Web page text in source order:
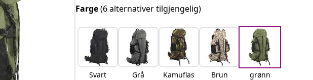
Farge(6 alternativer tilgjengelig)
Svart Grå
Kamuflas
Brun grønn